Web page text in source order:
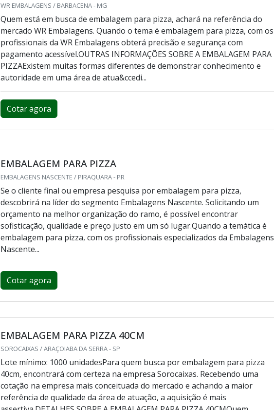
WR EMBALAGENS / BARBACENA - MG
Quem está em busca de embalagem para pizza, achará na referência do
mercado WR Embalagens. Quando o tema é embalagem para pizza, com os
profissionais da WR Embalagens obterá precisão e segurança com
pagamento acessível.OUTRAS INFORMAÇÕES SOBRE A EMBALAGEM PARA
PIZZAExistem muitas formas diferentes de demonstrar conhecimento e
autoridade em uma área de atua&ccedi...
Cotar agora
EMBALAGEM PARA PIZZA
EMBALAGENS NASCENTE / PIRAQUARA - PR
Se o cliente final ou empresa pesquisa por embalagem para pizza,
descobrirá na líder do segmento Embalagens Nascente. Solicitando um
orçamento na melhor organização do ramo, é possível encontrar
sofisticação, qualidade e preço justo em um só lugar.Quando a temática é
embalagem para pizza, com os profissionais especializados da Embalagens
Nascente...
Cotar agora
EMBALAGEM PARA PIZZA 40CM
SOROCAIXAS / ARAÇOIABA DA SERRA - SP
Lote mínimo: 1000 unidadesPara quem busca por embalagem para pizza
40cm, encontrará com certeza na empresa Sorocaixas. Recebendo uma
cotação na empresa mais conceituada do mercado e achando a maior
referência de qualidade da área de atuação, a aquisição é mais